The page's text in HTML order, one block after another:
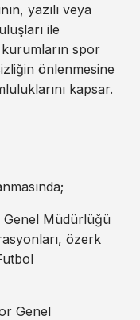
yazılı veya
ile
kurumların spor
önlenmesine
kapsar.
Müdürlüğü
özerk
Genel